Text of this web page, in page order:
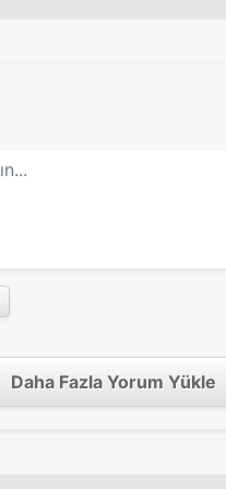
Daha Fazla Yorum Yükle